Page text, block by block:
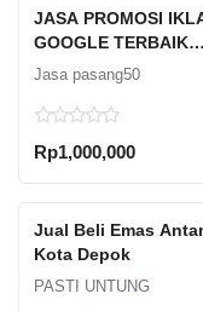
JASA PROMOSI
GOOGLE TERBAIK
PROFESIONAL
Jasa pasang50
Rp1,000,000
Jual Beli Emas
Kota Depok
PASTI UNTUNG